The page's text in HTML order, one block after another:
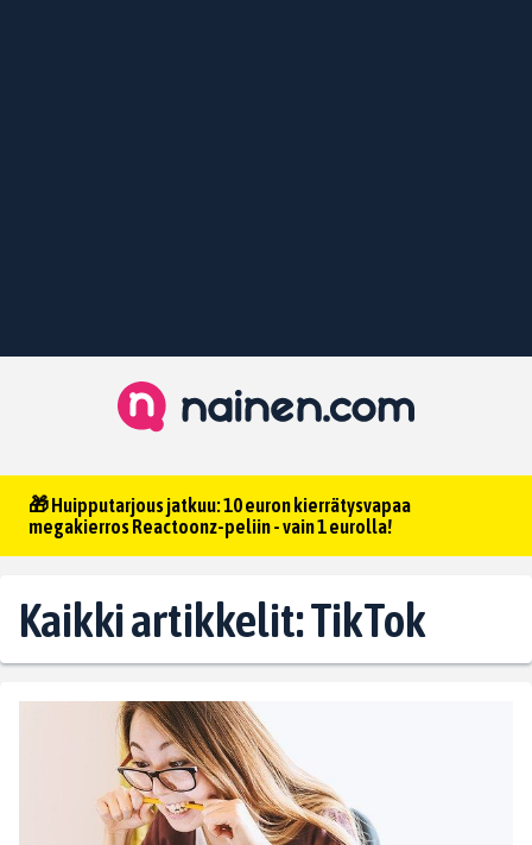
🎁 Huipputarjous jatkuu: 10 euron kierrätysvapaa
megakierros Reactoonz-peliin - vain 1 eurolla!
Kaikki artikkelit: TikTok